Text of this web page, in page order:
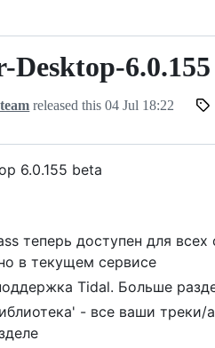
6.0.155
released this04 Jul 18:22
6.0.155 beta
теперь доступен для
в текущем сервисе
Tidal. Больше
- все ваши